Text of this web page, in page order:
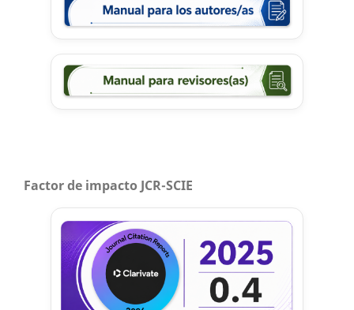
Factor de impacto JCR-SCIE